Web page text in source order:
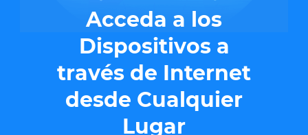
Acceda a los
Dispositivos a
través de Internet
desde Cualquier
Lugar